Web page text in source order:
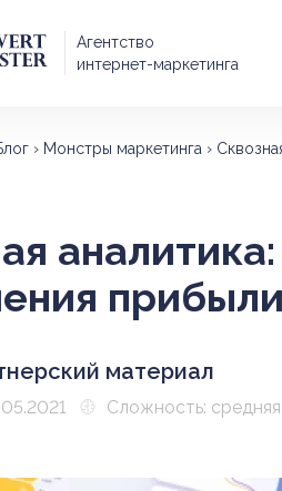
Агентство
интернет-маркетинга
› Монстры маркетинга ›
материал
Сложность: средняя